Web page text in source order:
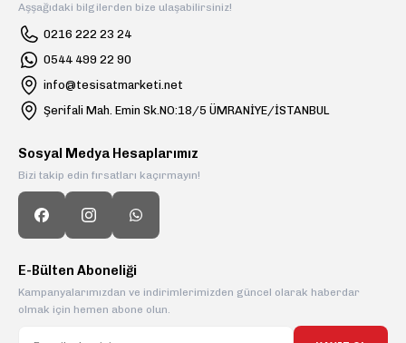
Aşşağıdaki bilgilerden bize ulaşabilirsiniz!
0216 222 23 24
0544 499 22 90
info@tesisatmarketi.net
Şerifali Mah. Emin Sk.NO:18/5 ÜMRANİYE/İSTANBUL
Sosyal Medya Hesaplarımız
Bizi takip edin fırsatları kaçırmayın!
E-Bülten Aboneliği
Kampanyalarımızdan ve indirimlerimizden güncel olarak haberdar
olmak için hemen abone olun.